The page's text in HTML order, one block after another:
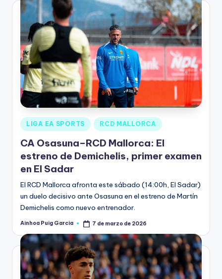
LIGA EA SPORTS RCD MALLORCA
CA Osasuna–RCD Mallorca: El
estreno de Demichelis, primer examen
en El Sadar
El RCD Mallorca afronta este sábado (14:00h, El Sadar)
un duelo decisivo ante Osasuna en el estreno de Martín
Demichelis como nuevo entrenador.
Ainhoa Puig Garcia 7 de marzo de 2026